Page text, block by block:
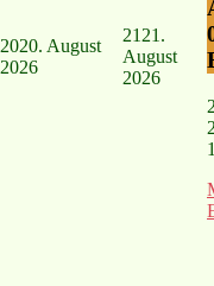
2020. August
2026
21 21.
August
2026